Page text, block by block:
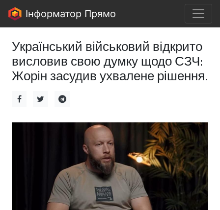
Інформатор Прямо
Український військовий відкрито
висловив свою думку щодо СЗЧ:
Жорін засудив ухвалене рішення.